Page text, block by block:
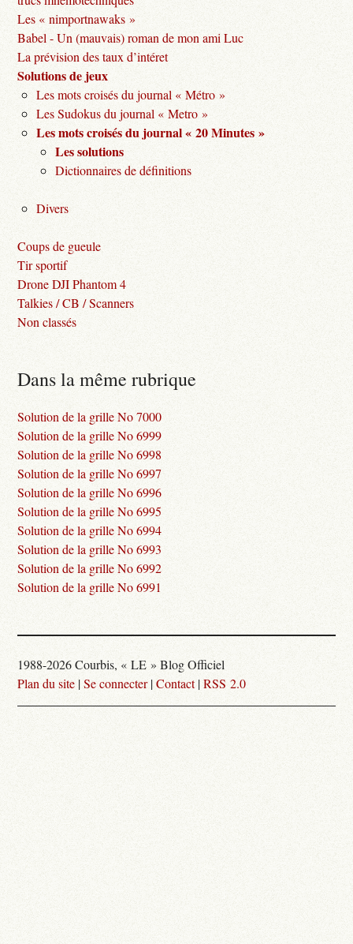
Les « nimportnawaks »
Babel - Un (mauvais) roman de mon ami Luc
La prévision des taux d’intéret
Solutions de jeux
Les mots croisés du journal « Métro »
Les Sudokus du journal « Metro »
Les mots croisés du journal « 20 Minutes »
Les solutions
Dictionnaires de définitions
Divers
Coups de gueule
Tir sportif
Drone DJI Phantom 4
Talkies / CB / Scanners
Non classés
Dans la même rubrique
Solution de la grille No 7000
Solution de la grille No 6999
Solution de la grille No 6998
Solution de la grille No 6997
Solution de la grille No 6996
Solution de la grille No 6995
Solution de la grille No 6994
Solution de la grille No 6993
Solution de la grille No 6992
Solution de la grille No 6991
1988-2026 Courbis, « LE » Blog Officiel
Plan du site |Se connecter|Contact|RSS 2.0